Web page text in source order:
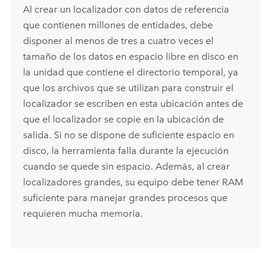
Al crear un localizador con datos de referencia
que contienen millones de entidades, debe
disponer al menos de tres a cuatro veces el
tamaño de los datos en espacio libre en disco en
la unidad que contiene el directorio temporal, ya
que los archivos que se utilizan para construir el
localizador se escriben en esta ubicación antes de
que el localizador se copie en la ubicación de
salida. Si no se dispone de suficiente espacio en
disco, la herramienta falla durante la ejecución
cuando se quede sin espacio. Además, al crear
localizadores grandes, su equipo debe tener RAM
suficiente para manejar grandes procesos que
requieren mucha memoria.